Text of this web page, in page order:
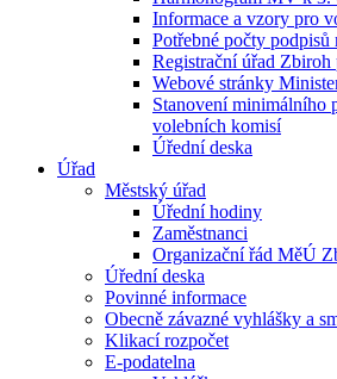
Informace a vzory pro
Potřebné počty
Registrační úřad Zbiroh
Webové stránky
Stanovení minimálního
volebních komisí
Úřední deska
Úřad
Městský úřad
Úřední hodiny
Zaměstnanci
Organizační řád MěÚ
Úřední deska
Povinné informace
Obecně závazné vyhlášky a
Klikací rozpočet
E-podatelna